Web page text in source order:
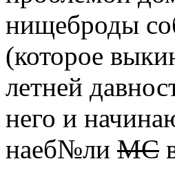
нищеброды
(которое
летней
него и
наеб№ли МС